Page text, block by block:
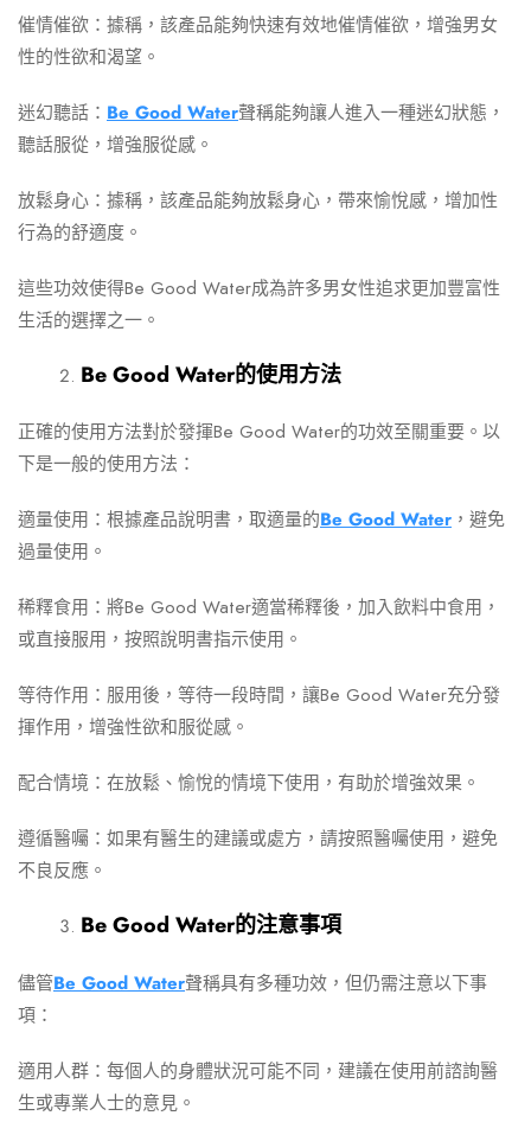
催情催欲：據稱，該產品能夠快速有效地催情催欲，增強男女
性的性欲和渴望。
迷幻聽話： Be Good Water聲稱能夠讓人進入一種迷幻狀態，
聽話服從，增強服從感。
放鬆身心：據稱，該產品能夠放鬆身心，帶來愉悅感，增加性
行為的舒適度。
這些功效使得Be Good Water成為許多男女性追求更加豐富性
生活的選擇之一。
Be Good Water的使用方法
正確的使用方法對於發揮Be Good Water的功效至關重要。以
下是一般的使用方法：
適量使用：根據產品說明書，取適量的Be Good Water ，避免
過量使用。
稀釋食用：將Be Good Water適當稀釋後，加入飲料中食用，
或直接服用，按照說明書指示使用。
等待作用：服用後，等待一段時間，讓Be Good Water充分發
揮作用，增強性欲和服從感。
配合情境：在放鬆、愉悅的情境下使用，有助於增強效果。
遵循醫囑：如果有醫生的建議或處方，請按照醫囑使用，避免
不良反應。
Be Good Water的注意事項
儘管Be Good Water聲稱具有多種功效，但仍需注意以下事
項：
適用人群：每個人的身體狀況可能不同，建議在使用前諮詢醫
生或專業人士的意見。